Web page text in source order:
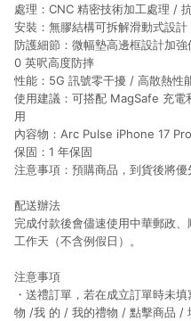
處理：CNC 精密技術加工處理 /
安裝：無膠結構可拆解滑動式設計
防護細節：微幅墊高邊框設計加
0 英呎高度防摔
性能：5G 訊號零干擾 / 高散熱性
使用建議：可搭配 MagSafe 充
用
內容物：Arc Pulse iPhone 17
保固：1 年保固
注意事項：預購商品，到貨後將
配送辦法
完成付款後會儘速使用中華郵政
工作天（不含例假日）。
注意事項
・送禮訂單，若在成立訂單時未
物 /我 的 / 我的禮物 / 點擊商品 /